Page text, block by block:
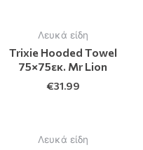
Λευκά είδη
Trixie Hooded Towel
75×75εκ. Mr Lion
€31.99
Λευκά είδη